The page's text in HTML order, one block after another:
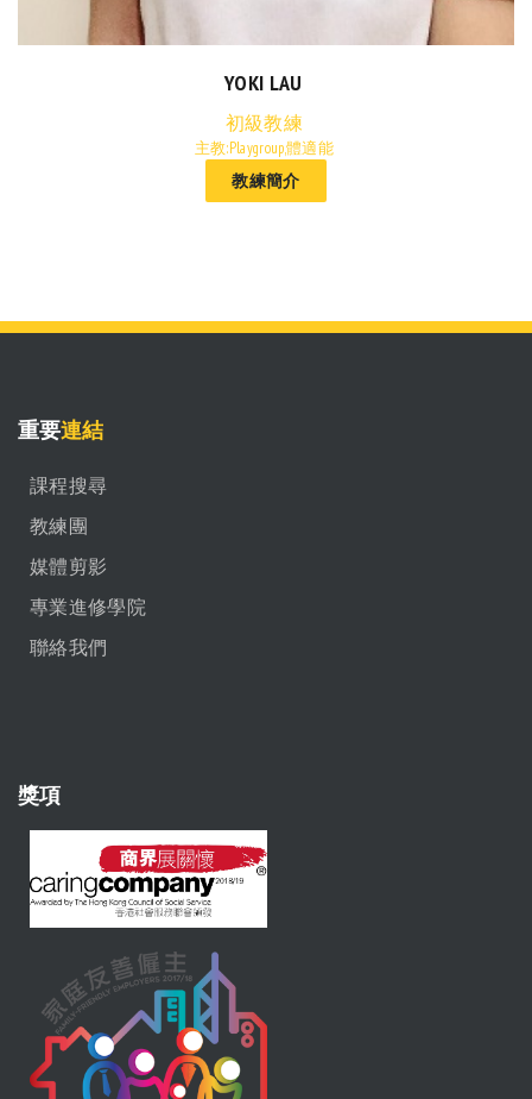
YOKI LAU
初級教練
主教:Playgroup,體適能
教練簡介
重要連結
課程搜尋
教練團
媒體剪影
專業進修學院
聯絡我們
獎項